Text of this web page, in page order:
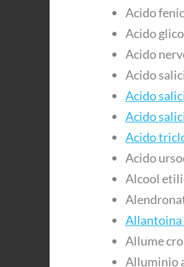
Acido
Acido
Acido
Acido
Acido
Acido
Acido
Acido
Alcool
Allantoina
Allume
Alluminio